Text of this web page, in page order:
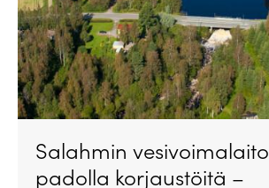
Salahmin
padolla korjaustöitä –